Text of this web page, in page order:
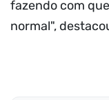
fazendo com
normal",